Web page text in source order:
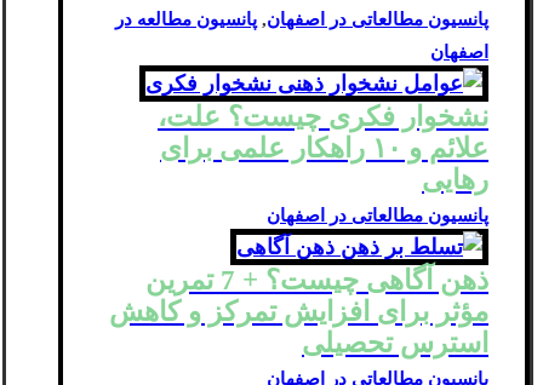
پانسیون مطالعاتی در اصفهان, پانسیون مطالعه در
اصفهان
نشخوار فکری چیست؟ علت،
علائم و ۱۰ راهکار علمی برای
رهایی
پانسیون مطالعاتی در اصفهان
ذهن‌ آگاهی چیست؟ + 7 تمرین
مؤثر برای افزایش تمرکز و کاهش
استرس تحصیلی
پانسیون مطالعاتی در اصفهان